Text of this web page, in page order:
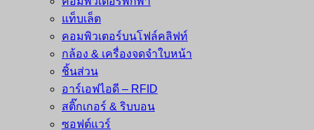
แท็บเล็ต
คอมพิวเตอร์บนโฟล์คลิฟท์
กล้อง & เครื่องจดจำใบหน้า
ชิ้นส่วน
อาร์เอฟไอดี – RFID
สติ๊กเกอร์ & ริบบอน
ซอฟต์แวร์